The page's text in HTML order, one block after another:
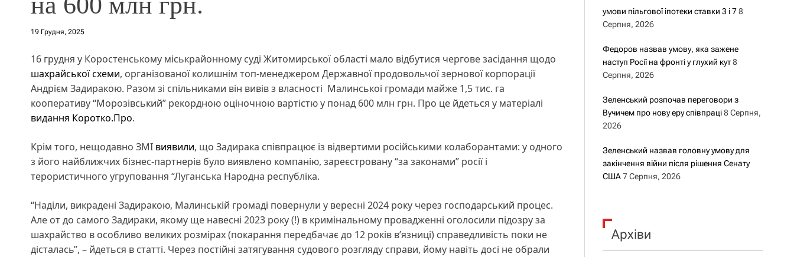
19 Грудня, 2025
16 грудня у Коростенському міськрайонному суді Житомирської області мало відбутися чергове засідання щодо
шахрайської схеми, організованої колишнім топ-менеджером Державної продовольчої зернової корпорації
Андрієм Задиракою. Разом зі спільниками він вивів з власності Малинськоі громади майже 1,5 тис. га
кооперативу “Морозівський” рекордною оціночною вартістю у понад 600 млн грн. Про це йдеться у матеріалі
видання Коротко.Про.
Крім того, нещодавно ЗМІ виявили, що Задирака співпрацює із відвертими російськими колаборантами: у одного
з його найближчих бізнес-партнерів було виявлено компанію, зареєстровану “за законами” росії і
терористичного угруповання “Луганська Народна республіка.
“Наділи, викрадені Задиракою, Малинській громаді повернули у вересні 2024 року через господарський процес.
Але от до самого Задираки, якому ще навесні 2023 року (!) в кримінальному провадженні оголосили підозру за
шахрайство в особливо великих розмірах (покарання передбачає до 12 років вʼязниці) справедливість поки не
дісталась”, – йдеться в статті. Через постійні затягування судового розгляду справи, йому навіть досі не обрали
умови пільгової іпотеки ставки 3 і 7 8
Серпня, 2026
Федоров назвав умову, яка зажене
наступ Росії на фронті у глухий кут 8
Серпня, 2026
Зеленський розпочав переговори з
Вучичем про нову еру співпраці 8 Серпня,
2026
Зеленський назвав головну умову для
закінчення війни після рішення Сенату
США 7 Серпня, 2026
Архіви